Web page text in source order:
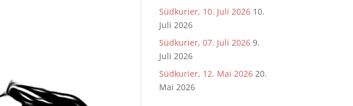
Südkurier, 10. Juli 2026 10.
Juli 2026
Südkurier, 07. Juli 2026 9.
Juli 2026
Südkurier, 12. Mai 2026 20.
Mai 2026